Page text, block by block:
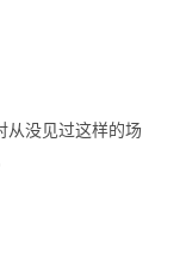
从没见过这样的场